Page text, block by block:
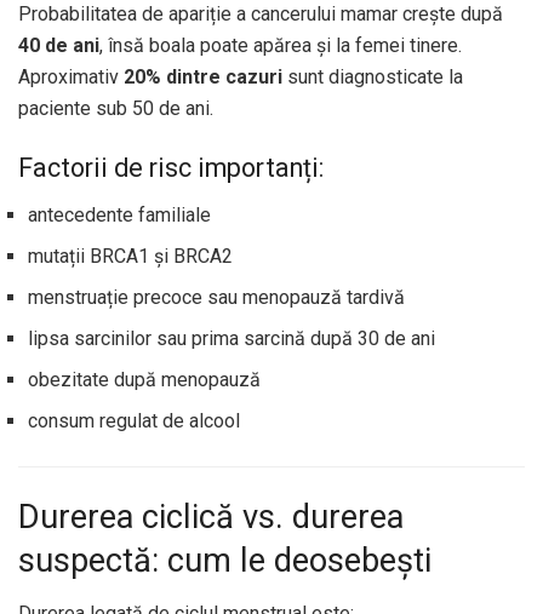
Probabilitatea de apariție a cancerului mamar crește după
40 de ani, însă boala poate apărea și la femei tinere.
Aproximativ 20% dintre cazuri sunt diagnosticate la
paciente sub 50 de ani.
Factorii de risc importanți:
antecedente familiale
mutații BRCA1 și BRCA2
menstruație precoce sau menopauză tardivă
lipsa sarcinilor sau prima sarcină după 30 de ani
obezitate după menopauză
consum regulat de alcool
Durerea ciclică vs. durerea
suspectă: cum le deosebești